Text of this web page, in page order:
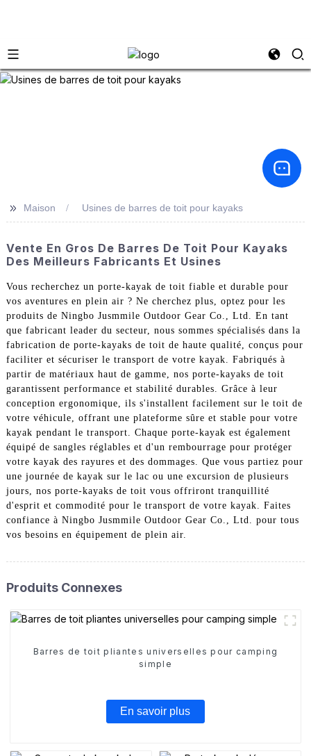
>> Maison Usines de barres de toit pour kayaks
Vente En Gros De Barres De Toit Pour Kayaks
Des Meilleurs Fabricants Et Usines
Vous recherchez un porte-kayak de toit fiable et durable pour
vos aventures en plein air ? Ne cherchez plus, optez pour les
produits de Ningbo Jusmmile Outdoor Gear Co., Ltd. En tant
que fabricant leader du secteur, nous sommes spécialisés dans la
fabrication de porte-kayaks de toit de haute qualité, conçus pour
faciliter et sécuriser le transport de votre kayak. Fabriqués à
partir de matériaux haut de gamme, nos porte-kayaks de toit
garantissent performance et stabilité durables. Grâce à leur
conception ergonomique, ils s'installent facilement sur le toit de
votre véhicule, offrant une plateforme sûre et stable pour votre
kayak pendant le transport. Chaque porte-kayak est également
équipé de sangles réglables et d'un rembourrage pour protéger
votre kayak des rayures et des dommages. Que vous partiez pour
une journée de kayak sur le lac ou une excursion de plusieurs
jours, nos porte-kayaks de toit vous offriront tranquillité
d'esprit et commodité pour le transport de votre kayak. Faites
confiance à Ningbo Jusmmile Outdoor Gear Co., Ltd. pour tous
vos besoins en équipement de plein air.
Produits Connexes
Barres de toit pliantes universelles pour camping
simple
En savoir plus